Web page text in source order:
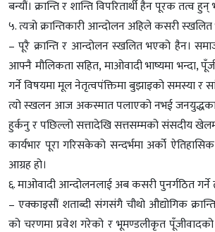
बन्यौं। क्रान्ति र शान्ति विपरितार्थी हैन पूरक
५. त्यत्रो क्रान्तिकारी आन्दोलन अहिले कसरी
– पूरै क्रान्ति र आन्दोलन स्खलित भएको हैन।
आफ्नै मौलिकता सहित, माओवादी भाष्यमा भन्दा,
गर्ने विषयमा मूल नेतृत्वपंक्तिमा बुझाइको
त्यो स्खलन आज अकस्मात पलाएको नभई
हुर्कनु र पछिल्लो सत्तादेखि सत्तसम्मको संसदीय
कार्यभार पूरा गरिसकेको सन्दर्भमा अर्को
आग्रह हो।
६. माओवादी आन्दोलनलाई अब कसरी पुनर्गठित गर्ने
– एक्काइसौं शताब्दी संगसंगै चौथो औद्योगिक
को चरणमा प्रवेश गरेको र भूमण्डलीकृत पूँजीवादको